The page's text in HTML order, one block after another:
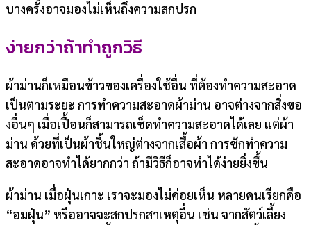
บางครั้งอาจมองไม่เห็นถึงความสกปรก
ง่ายกว่าถ้าทำถูกวิธี
ผ้าม่านก็เหมือนข้าวของเครื่องใช้อื่น ที่ต้องทำความสะอาด
เป็นตามระยะ การทำความสะอาดผ้าม่าน อาจต่างจากสิ่งขอ
งอื่นๆ เมื่อเปื้อนก็สามารถเช็ดทำความสะอาดได้เลย แต่ผ้า
ม่าน ด้วยที่เป็นผ้าชิ้นใหญ่ต่างจากเสื้อผ้า การซักทำความ
สะอาดอาจทำได้ยากกว่า ถ้ามีวิธีก็อาจทำได้ง่ายยิ่งขึ้น
ผ้าม่าน เมื่อฝุ่นเกาะ เราจะมองไม่ค่อยเห็น หลายคนเรียกคือ
“อมฝุ่น” หรืออาจจะสกปรกสาเหตุอื่น เช่น จากสัตว์เลี้ยง